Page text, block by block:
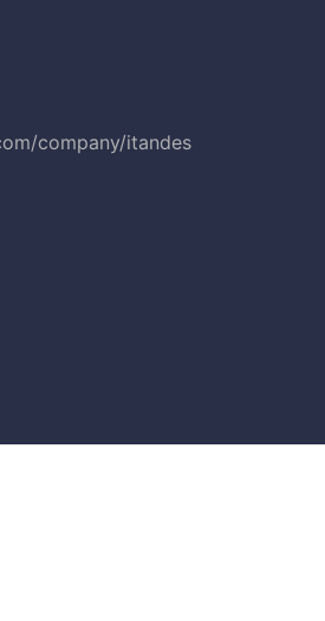
company/itandes